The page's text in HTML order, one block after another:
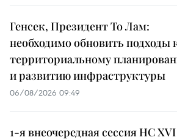
Генсек, Президент То Лам:
необходимо обновить подходы
территориальному
и развитию инфраструктуры
06/08/2026 09:49
1-я внеочередная сессия НС XVI